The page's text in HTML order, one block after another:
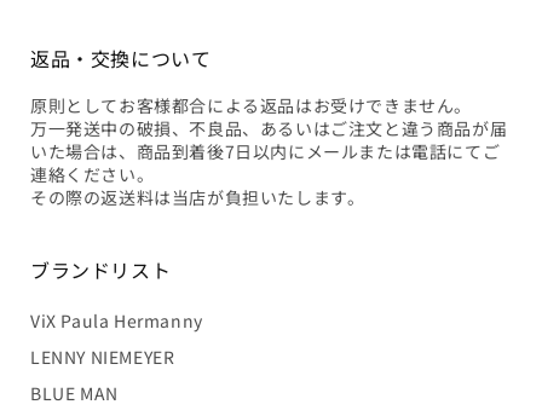
返品・交換について
原則としてお客様都合による返品はお受けできません。
万一発送中の破損、不良品、あるいはご注文と違う商品が届
いた場合は、商品到着後7日以内にメールまたは電話にてご
連絡ください。
その際の返送料は当店が負担いたします。
ブランドリスト
ViX Paula Hermanny
LENNY NIEMEYER
BLUE MAN